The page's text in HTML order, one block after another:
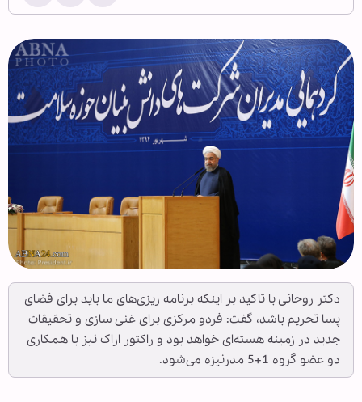
دکتر روحانی با تاکید بر اینکه برنامه ریزی‌های ما باید برای فضای
پسا تحریم باشد، گفت: فردو مرکزی برای غنی سازی و تحقیقات
جدید در زمینه هسته‌ای خواهد بود و راکتور اراک نیز با همکاری
دو عضو گروه 1+5 مدرنیزه می‌شود.